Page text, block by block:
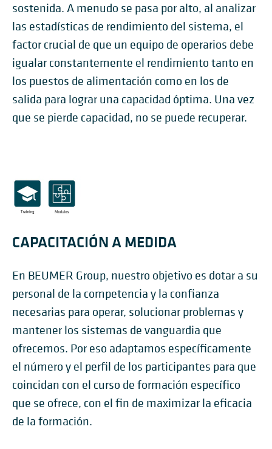
sostenida. A menudo se pasa por alto, al analizar
las estadísticas de rendimiento del sistema, el
factor crucial de que un equipo de operarios debe
igualar constantemente el rendimiento tanto en
los puestos de alimentación como en los de
salida para lograr una capacidad óptima. Una vez
que se pierde capacidad, no se puede recuperar.
CAPACITACIÓN A MEDIDA
En BEUMER Group, nuestro objetivo es dotar a su
personal de la competencia y la confianza
necesarias para operar, solucionar problemas y
mantener los sistemas de vanguardia que
ofrecemos. Por eso adaptamos específicamente
el número y el perfil de los participantes para que
coincidan con el curso de formación específico
que se ofrece, con el fin de maximizar la eficacia
de la formación.